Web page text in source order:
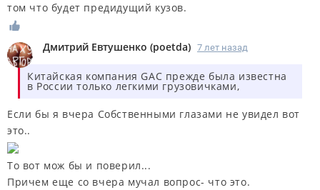
том что будет предидущий кузов.
Дмитрий Евтушенко (poetda) 7 лет назад
Китайская компания GAC прежде была известна
в России только легкими грузовичками,
Если бы я вчера Собственными глазами не увидел вот
это..
То вот мож бы и поверил...
Причем еще со вчера мучал вопрос- что это.